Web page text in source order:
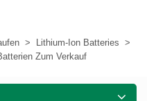
> Lithium-Ion Batteries >
Zum Verkauf